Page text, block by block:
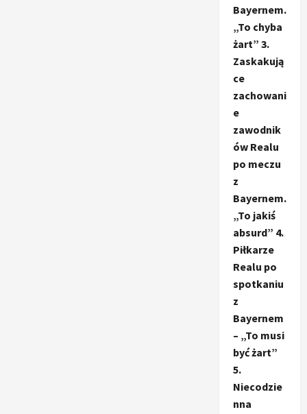
Bayernem.
„To chyba
żart” 3.
Zaskakują
ce
zachowani
e
zawodnik
ów Realu
po meczu
z
Bayernem.
„To jakiś
absurd” 4.
Piłkarze
Realu po
spotkaniu
z
Bayernem
– „To musi
być żart”
5.
Niecodzie
nna